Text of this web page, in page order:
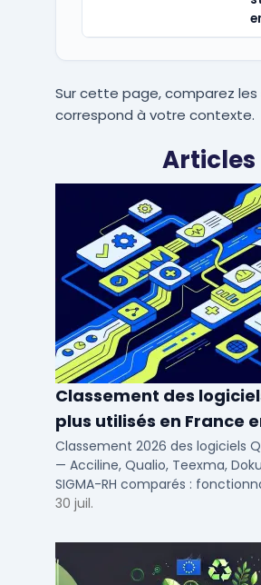
Sur cette page, comparez
correspond à votre contexte.
Articles
Classement des
plus utilisés en France
Classement 2026 des logiciels
— Acciline, Qualio, Teexma,
SIGMA-RH comparés :
déploiement SaaS pour PME et
30 juil.